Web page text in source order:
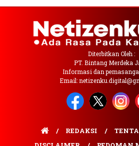
Diterbitkan Oleh :
PT. Bintang Merdeka
Informasi dan
Email:
REDAKSI